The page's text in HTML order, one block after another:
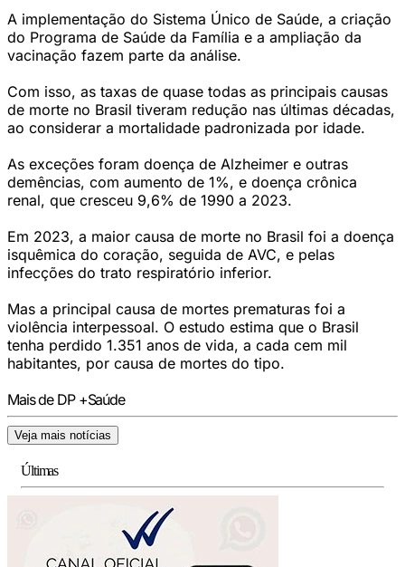
A implementação do Sistema Único de Saúde, a criação
do Programa de Saúde da Família e a ampliação da
vacinação fazem parte da análise.
Com isso, as taxas de quase todas as principais causas
de morte no Brasil tiveram redução nas últimas décadas,
ao considerar a mortalidade padronizada por idade.
As exceções foram doença de Alzheimer e outras
demências, com aumento de 1%, e doença crônica
renal, que cresceu 9,6% de 1990 a 2023.
Em 2023, a maior causa de morte no Brasil foi a doença
isquêmica do coração, seguida de AVC, e pelas
infecções do trato respiratório inferior.
Mas a principal causa de mortes prematuras foi a
violência interpessoal. O estudo estima que o Brasil
tenha perdido 1.351 anos de vida, a cada cem mil
habitantes, por causa de mortes do tipo.
Mais de DP +Saúde
Veja mais notícias
Últimas